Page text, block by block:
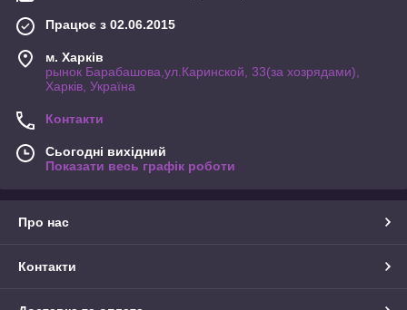
Працює з 02.06.2015
м. Харків
рынок Барабашова,ул.Каринской, 33(за хозрядами),
Харків, Україна
Контакти
Сьогодні вихідний
Показати весь графік роботи
Про нас
Контакти